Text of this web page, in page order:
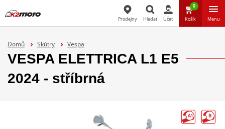
Prodejny Hledat Účet
0
Košík Menu
Domů Skútry Vespa
VESPA ELETTRICA L1 E5
2024 - stříbrná